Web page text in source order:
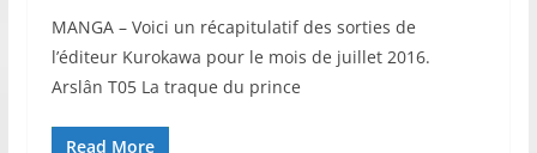
MANGA – Voici un récapitulatif des sorties de
l’éditeur Kurokawa pour le mois de juillet 2016.
Arslân T05 La traque du prince
Read More